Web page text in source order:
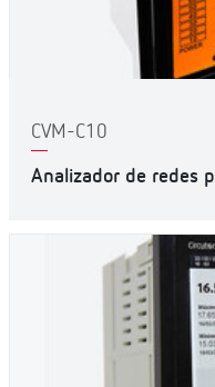
CVM-C10
Analizador de redes